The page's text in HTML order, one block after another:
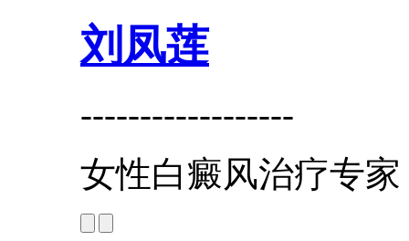
刘凤莲
------------------
女性白癜风治疗专家